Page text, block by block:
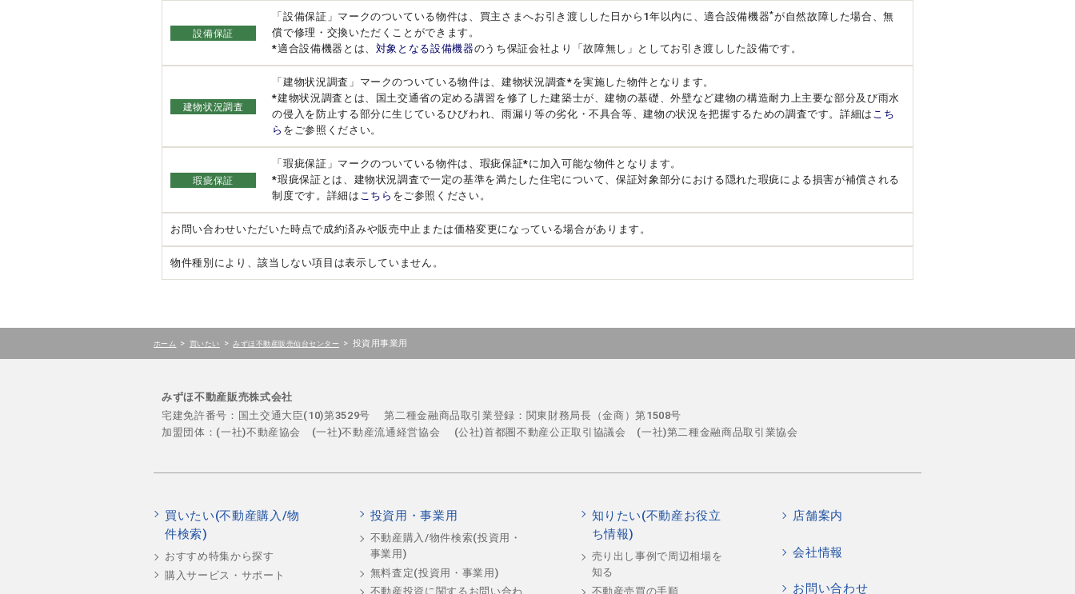
設備保証
「設備保証」マークのついている物件は、買主さまへお引き渡しした日から1年以内に、適合設備機器*が自然故障した場合、無
償で修理・交換いただくことができます。
*適合設備機器とは、 対象となる設備機器のうち保証会社より「故障無し」としてお引き渡しした設備です。
建物状況調査
「建物状況調査」マークのついている物件は、建物状況調査*を実施した物件となります。
*建物状況調査とは、国土交通省の定める講習を修了した建築士が、建物の基礎、外壁など建物の構造耐力上主要な部分及び雨水
の侵入を防止する部分に生じているひびわれ、雨漏り等の劣化・不具合等、建物の状況を把握するための調査です。詳細は こち
ら をご参照ください。
瑕疵保証
「瑕疵保証」マークのついている物件は、瑕疵保証*に加入可能な物件となります。
*瑕疵保証とは、建物状況調査で一定の基準を満たした住宅について、保証対象部分における隠れた瑕疵による損害が補償される
制度です。詳細は こちら をご参照ください。
お問い合わせいただいた時点で成約済みや販売中止または価格変更になっている場合があります。
物件種別により、該当しない項目は表示していません。
ホーム > 買いたい > みずほ不動産販売仙台センター > 投資用事業用
みずほ不動産販売株式会社
宅建免許番号：国土交通大臣(10)第3529号
第二種金融商品取引業登録：関東財務局長（金商）第1508号
加盟団体：(一社)不動産協会 (一社)不動産流通経営協会
(公社)首都圏不動産公正取引協議会 (一社)第二種金融商品取引業協会
買いたい(不動産購入/物
件検索)
おすすめ特集から探す
購入サービス・サポート
投資用・事業用
不動産購入/物件検索(投資用・
事業用)
無料査定(投資用・事業用)
不動産投資に関するお問い合わ
知りたい(不動産お役立
ち情報)
売り出し事例で周辺相場を
知る
不動産売買の手順
店舗案内
会社情報
お問い合わせ